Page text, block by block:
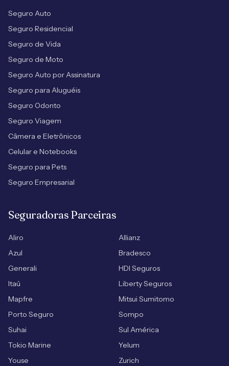
Seguro Auto
Seguro Residencial
Seguro de Vida
Seguro de Moto
Seguro Auto por Assinatura
Seguro para Aluguéis
Seguro Odonto
Seguro Viagem
Câmera e Eletrônicos
Celular e Notebooks
Seguro para Pets
Seguro Empresarial
Seguradoras Parceiras
Aliro
Allianz
Azul
Bradesco
Generali
HDI Seguros
Itaú
Liberty Seguros
Mapfre
Mitsui Sumitomo
Porto Seguro
Sompo
Suhai
Sul América
Tokio Marine
Yelum
Youse
Zurich